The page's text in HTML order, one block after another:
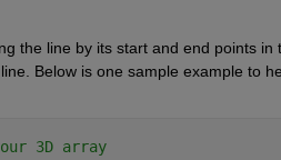
the line by its start and end points
Below is one sample example to
3D array